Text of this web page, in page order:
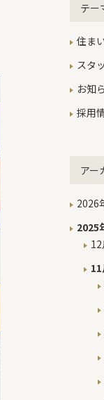
テー
住ま
スタ
お知
採用
アー
2026
2025
12
11